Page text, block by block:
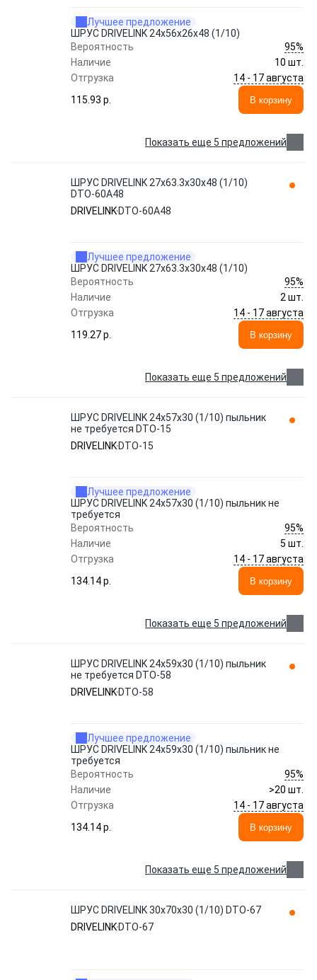
Лучшее предложение
ШРУС DRIVELINK 24x56x26x48 (1/10)
Вероятность
95%
Наличие
10 шт.
Отгрузка
14 - 17 августа
115.93 p.
В корзину
Показать еще 5 предложений
ШРУС DRIVELINK 27x63.3x30x48 (1/10)
DTO-60A48
DRIVELINK DTO-60A48
Лучшее предложение
ШРУС DRIVELINK 27x63.3x30x48 (1/10)
Вероятность
95%
Наличие
2 шт.
Отгрузка
14 - 17 августа
119.27 p.
В корзину
Показать еще 5 предложений
ШРУС DRIVELINK 24x57x30 (1/10) пыльник
не требуется DTO-15
DRIVELINK DTO-15
Лучшее предложение
ШРУС DRIVELINK 24x57x30 (1/10) пыльник не
требуется
Вероятность
95%
Наличие
5 шт.
Отгрузка
14 - 17 августа
134.14 p.
В корзину
Показать еще 5 предложений
ШРУС DRIVELINK 24x59x30 (1/10) пыльник
не требуется DTO-58
DRIVELINK DTO-58
Лучшее предложение
ШРУС DRIVELINK 24x59x30 (1/10) пыльник не
требуется
Вероятность
95%
Наличие
>20 шт.
Отгрузка
14 - 17 августа
134.14 p.
В корзину
Показать еще 5 предложений
ШРУС DRIVELINK 30x70x30 (1/10) DTO-67
DRIVELINK DTO-67